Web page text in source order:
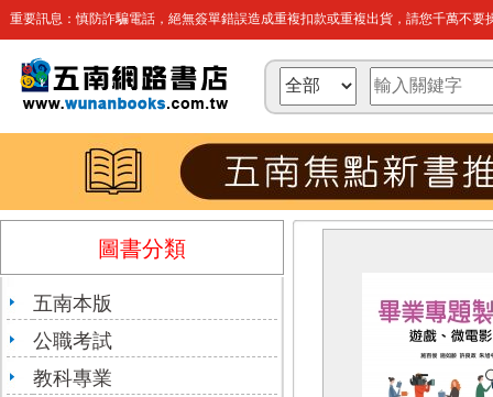
重要訊息：慎防詐騙電話，絕無簽單錯誤造成重複扣款或重複出貨，請您千萬不要
圖書分類
五南本版
公職考試
教科專業